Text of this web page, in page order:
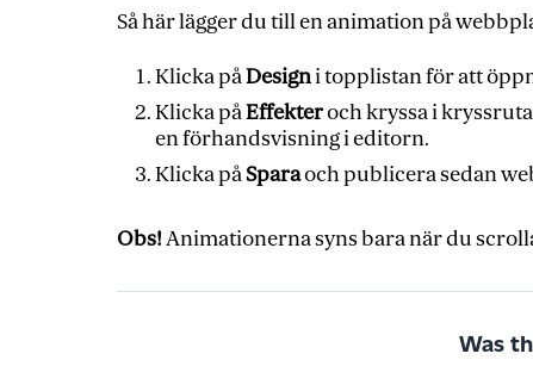
Så här lägger du till en animation på
Klicka påDesigni topplistan för att
Klicka påEffekteroch kryssa i
en förhandsvisning i editorn.
Klicka påSparaoch publicera sedan
Obs!Animationerna syns bara när du
Was